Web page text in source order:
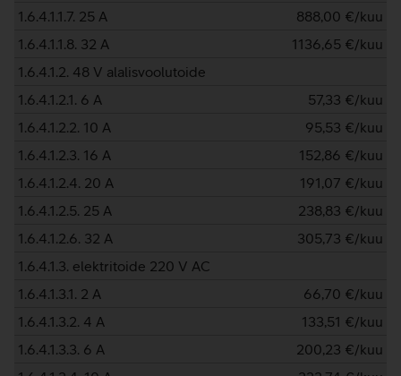
1.6.4.1.1.7. 25 A
888,00 €/kuu
1.6.4.1.1.8. 32 A
1136,65 €/kuu
1.6.4.1.2. 48 V alalisvoolutoide
1.6.4.1.2.1. 6 A
57,33 €/kuu
1.6.4.1.2.2. 10 A
95,53 €/kuu
1.6.4.1.2.3. 16 A
152,86 €/kuu
1.6.4.1.2.4. 20 A
191,07 €/kuu
1.6.4.1.2.5. 25 A
238,83 €/kuu
1.6.4.1.2.6. 32 A
305,73 €/kuu
1.6.4.1.3. elektritoide 220 V AC
1.6.4.1.3.1. 2 A
66,70 €/kuu
1.6.4.1.3.2. 4 A
133,51 €/kuu
1.6.4.1.3.3. 6 A
200,23 €/kuu